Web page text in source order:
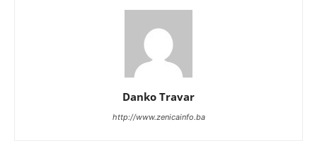
Danko Travar
http://www.zenicainfo.ba